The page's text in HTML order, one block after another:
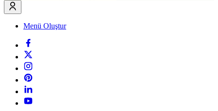
Menü Oluştur